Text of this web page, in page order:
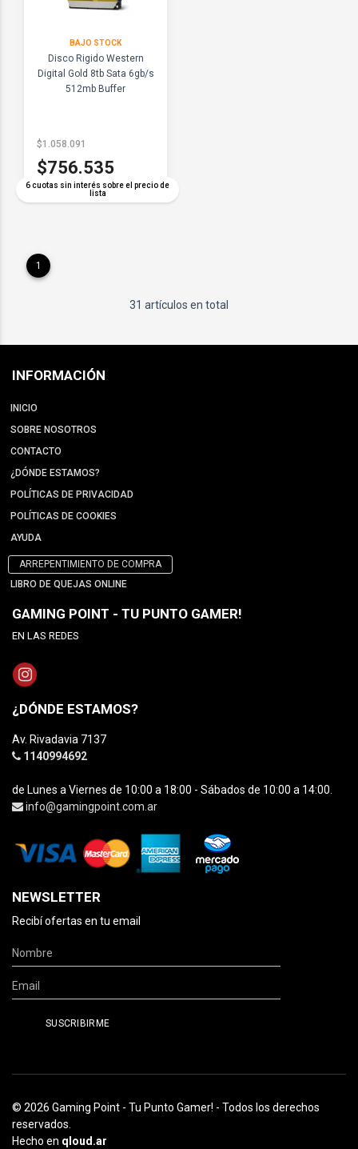
BAJO STOCK
Disco Rigido Western
Digital Gold 8tb Sata 6gb/s
512mb Buffer
6 cuotas sin interés sobre el precio de
lista
$1.058.091
$756.535
1
31 artículos en total
INFORMACIÓN
INICIO
SOBRE NOSOTROS
CONTACTO
¿DÓNDE ESTAMOS?
POLÍTICAS DE PRIVACIDAD
POLÍTICAS DE COOKIES
AYUDA
ARREPENTIMIENTO DE COMPRA
LIBRO DE QUEJAS ONLINE
GAMING POINT - TU PUNTO GAMER!
EN LAS REDES
¿DÓNDE ESTAMOS?
Av. Rivadavia 7137
1140994692
de Lunes a Viernes de 10:00 a 18:00 - Sábados de 10:00 a 14:00.
info@gamingpoint.com.ar
NEWSLETTER
Recibí ofertas en tu email
© 2026 Gaming Point - Tu Punto Gamer! - Todos los derechos
reservados.
Hecho en qloud.ar